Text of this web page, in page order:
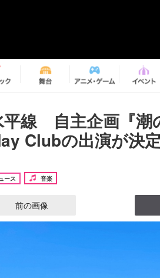
平線 自主企画『潮
Clubの出演が決
ース 音楽
前の画像